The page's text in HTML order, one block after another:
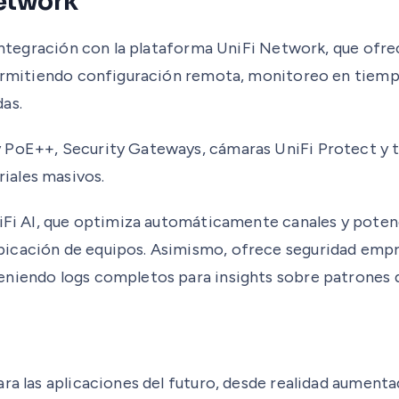
con la plataforma UniFi Network, que
configuración remota, monitoreo en
Security Gateways, cámaras UniFi Protect
masivos.
AI, que optimiza automáticamente canales y
de equipos. Asimismo, ofrece seguridad
logs completos para insights sobre patrones
las aplicaciones del futuro, desde realidad